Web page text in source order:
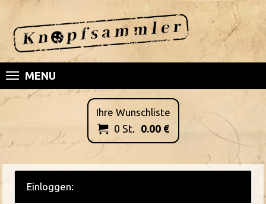
MENU
Ihre Wunschliste
 0 St. 0.00€
Einloggen: